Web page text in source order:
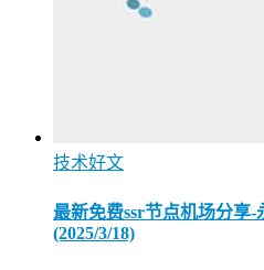
技术好文
最新免费ssr节点机场分享
(2025/3/18)